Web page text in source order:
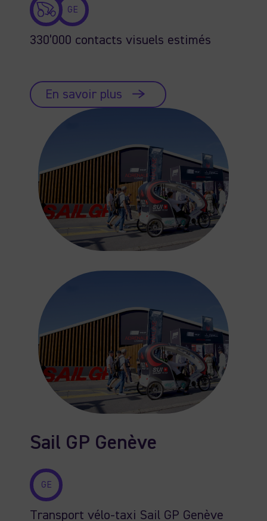
GE
330’000 contacts visuels estimés
En savoir plus
Sail GP Genève
GE
Transport vélo-taxi Sail GP Genève